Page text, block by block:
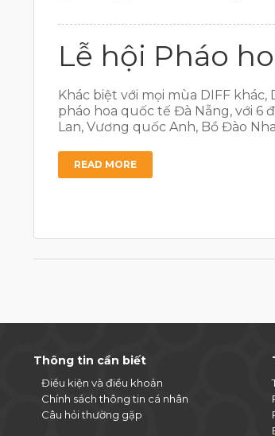
Lễ hội Pháo
Khác biệt với mọi mùa DIFF
pháo hoa quốc tế Đà Nẵng, với 6
Lan, Vương quốc Anh, Bồ Đào
READ MORE
Thông tin cần biết
Điều kiện và điều khoản
Chính sách thông tin cá nhân
Câu hỏi thường gặp